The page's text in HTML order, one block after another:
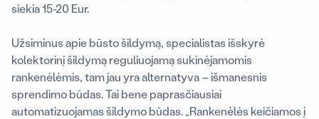
siekia 15-20 Eur.
Užsiminus apie būsto šildymą, specialistas išskyrė
kolektorinį šildymą reguliuojamą sukinėjamomis
rankenėlėmis, tam jau yra alternatyva – išmanesnis
sprendimo būdas. Tai bene paprasčiausiai
automatizuojamas šildymo būdas. „Rankenėlės keičiamos į